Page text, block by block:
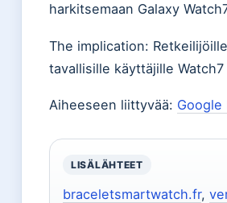
harkitsemaan Galaxy
The implication:
tavallisille käyttäjille
Aiheeseen liittyvää: Google
LISÄLÄHTEET
braceletsmartwatch.fr,